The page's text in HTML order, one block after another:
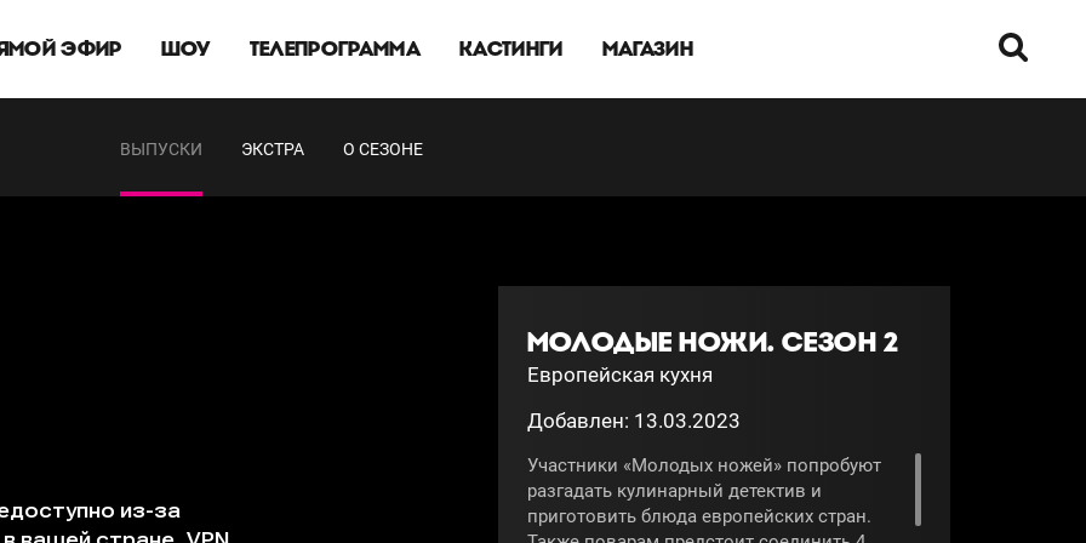
ЭФИР ШОУ ТЕЛЕПРОГРАММА КАСТИНГИ МАГАЗИН
ВЫПУСКИ ЭКСТРА О СЕЗОНЕ
МОЛОДЫЕ НОЖИ. СЕЗОН 2
Европейская кухня
Добавлен: 13.03.2023
Участники «Молодых ножей» попробуют
разгадать кулинарный детектив и
приготовить блюда европейских стран.